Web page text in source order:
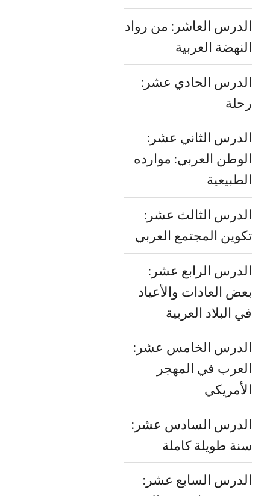
الدرس العاشر: من رواد
النهضة العربية
الدرس الحادي عشر:
رحلة
الدرس الثاني عشر:
الوطن العربي: موارده
الطبيعية
الدرس الثالث عشر:
تكوين المجتمع العربي
الدرس الرابع عشر:
بعض العادات والأعياد
في البلاد العربية
الدرس الخامس عشر:
العرب في المهجر
الأمريكي
الدرس السادس عشر:
سنة طويلة كاملة
الدرس السابع عشر: